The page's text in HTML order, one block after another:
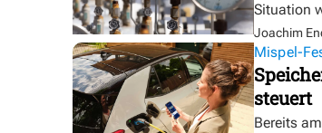
Situation
Joachim
Mispel-
steuert
Bereits